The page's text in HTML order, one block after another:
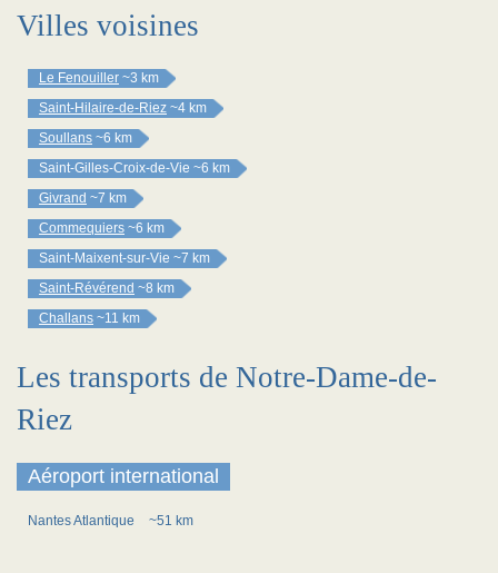
Villes voisines
Le Fenouiller ~3 km
Saint-Hilaire-de-Riez ~4 km
Soullans ~6 km
Saint-Gilles-Croix-de-Vie ~6 km
Givrand ~7 km
Commequiers ~6 km
Saint-Maixent-sur-Vie ~7 km
Saint-Révérend ~8 km
Challans ~11 km
Les transports de Notre-Dame-de-
Riez
Aéroport international
Nantes Atlantique ~51 km